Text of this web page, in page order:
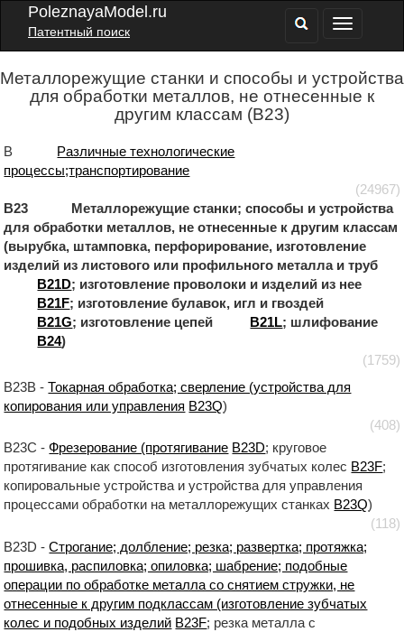
PoleznayaModel.ru
Патентный поиск
Металлорежущие станки и способы и устройства
для обработки металлов, не отнесенные к
другим классам (B23)
B
Различные технологические
процессы;транспортирование
(24967)
B23 Металлорежущие станки; способы и устройства
для обработки металлов, не отнесенные к другим классам
(вырубка, штамповка, перфорирование, изготовление
изделий из листового или профильного металла и труб
B21D; изготовление проволоки и изделий из нее
B21F; изготовление булавок, игл и гвоздей
B21G; изготовление цепей B21L; шлифование
B24)
(1759)
B23B -Токарная обработка; сверление (устройства для
копирования или управления B23Q)
(408)
B23C -Фрезерование (протягивание B23D; круговое
протягивание как способ изготовления зубчатых колес B23F;
копировальные устройства и устройства для управления
процессами обработки на металлорежущих станках B23Q)
(118)
B23D -Строгание; долбление; резка; развертка; протяжка;
прошивка, распиловка; опиловка; шабрение; подобные
операции по обработке металла со снятием стружки, не
отнесенные к другим подклассам (изготовление зубчатых
колес и подобных изделий B23F; резка металла с